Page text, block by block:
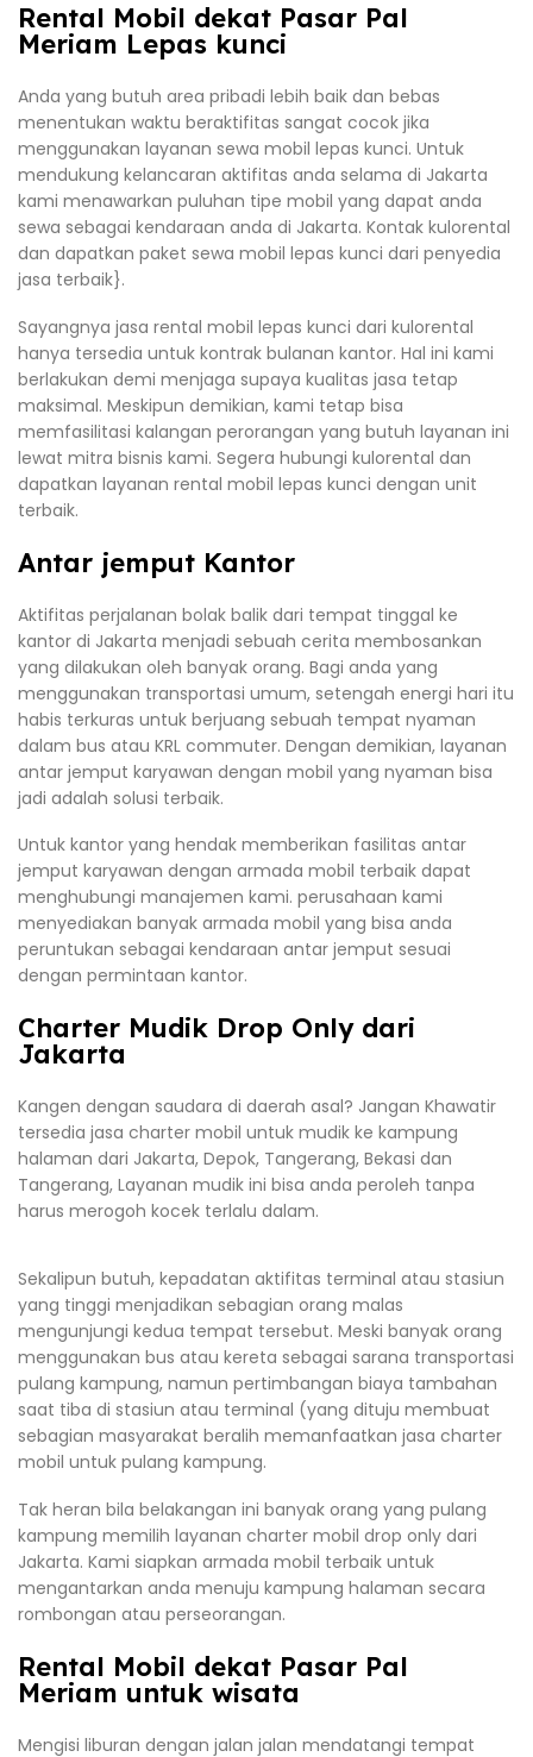
Rental Mobil dekat Pasar Pal
Meriam Lepas kunci
Anda yang butuh area pribadi lebih baik dan bebas
menentukan waktu beraktifitas sangat cocok jika
menggunakan layanan sewa mobil lepas kunci. Untuk
mendukung kelancaran aktifitas anda selama di Jakarta
kami menawarkan puluhan tipe mobil yang dapat anda
sewa sebagai kendaraan anda di Jakarta. Kontak kulorental
dan dapatkan paket sewa mobil lepas kunci dari penyedia
jasa terbaik}.
Sayangnya jasa rental mobil lepas kunci dari kulorental
hanya tersedia untuk kontrak bulanan kantor. Hal ini kami
berlakukan demi menjaga supaya kualitas jasa tetap
maksimal. Meskipun demikian, kami tetap bisa
memfasilitasi kalangan perorangan yang butuh layanan ini
lewat mitra bisnis kami. Segera hubungi kulorental dan
dapatkan layanan rental mobil lepas kunci dengan unit
terbaik.
Antar jemput Kantor
Aktifitas perjalanan bolak balik dari tempat tinggal ke
kantor di Jakarta menjadi sebuah cerita membosankan
yang dilakukan oleh banyak orang. Bagi anda yang
menggunakan transportasi umum, setengah energi hari itu
habis terkuras untuk berjuang sebuah tempat nyaman
dalam bus atau KRL commuter. Dengan demikian, layanan
antar jemput karyawan dengan mobil yang nyaman bisa
jadi adalah solusi terbaik.
Untuk kantor yang hendak memberikan fasilitas antar
jemput karyawan dengan armada mobil terbaik dapat
menghubungi manajemen kami. perusahaan kami
menyediakan banyak armada mobil yang bisa anda
peruntukan sebagai kendaraan antar jemput sesuai
dengan permintaan kantor.
Charter Mudik Drop Only dari
Jakarta
Kangen dengan saudara di daerah asal? Jangan Khawatir
tersedia jasa charter mobil untuk mudik ke kampung
halaman dari Jakarta, Depok, Tangerang, Bekasi dan
Tangerang, Layanan mudik ini bisa anda peroleh tanpa
harus merogoh kocek terlalu dalam.
Sekalipun butuh, kepadatan aktifitas terminal atau stasiun
yang tinggi menjadikan sebagian orang malas
mengunjungi kedua tempat tersebut. Meski banyak orang
menggunakan bus atau kereta sebagai sarana transportasi
pulang kampung, namun pertimbangan biaya tambahan
saat tiba di stasiun atau terminal (yang dituju membuat
sebagian masyarakat beralih memanfaatkan jasa charter
mobil untuk pulang kampung.
Tak heran bila belakangan ini banyak orang yang pulang
kampung memilih layanan charter mobil drop only dari
Jakarta. Kami siapkan armada mobil terbaik untuk
mengantarkan anda menuju kampung halaman secara
rombongan atau perseorangan.
Rental Mobil dekat Pasar Pal
Meriam untuk wisata
Mengisi liburan dengan jalan jalan mendatangi tempat